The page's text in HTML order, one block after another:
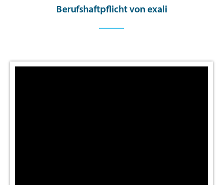
Berufshaftpflicht von exali